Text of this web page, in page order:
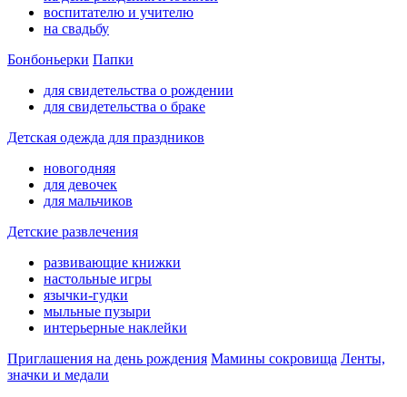
воспитателю и учителю
на свадьбу
Бонбоньерки Папки
для свидетельства о рождении
для свидетельства о браке
Детская одежда для праздников
новогодняя
для девочек
для мальчиков
Детские развлечения
развивающие книжки
настольные игры
язычки-гудки
мыльные пузыри
интерьерные наклейки
Приглашения на день рождения Мамины сокровища Ленты,
значки и медали